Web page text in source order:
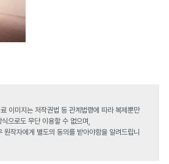
이미지는 저작권법 등 관계법령에 따라 복제뿐만
으로도 무단 이용할 수 없으며,
원작자에게 별도의 동의를 받아야함을 알려드립니